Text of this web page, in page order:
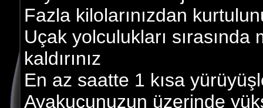
Fazla kilolarınızdan
Uçak yolculukları sırasında
kaldırınız
En az saatte 1 kısa
Ayakucunuzun üzerinde